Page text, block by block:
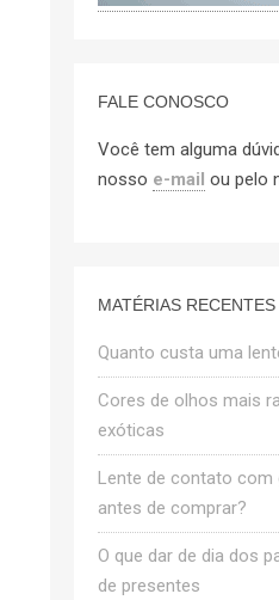
FALE CONOSCO
Você tem alguma
nosso e-mail ou pelo
MATÉRIAS RECENTES
Quanto custa uma
Cores de olhos mais
exóticas
Lente de contato com
antes de comprar?
O que dar de dia dos
de presentes